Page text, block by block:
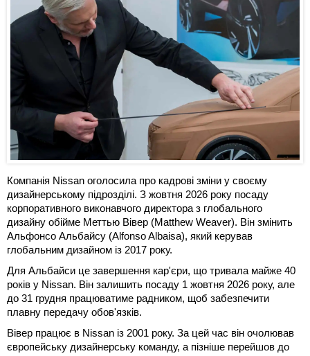
Компанія Nissan оголосила про кадрові зміни у своєму
дизайнерському підрозділі. З жовтня 2026 року посаду
корпоративного виконавчого директора з глобального
дизайну обійме Меттью Вівер (Matthew Weaver). Він змінить
Альфонсо Альбайсу (Alfonso Albaisa), який керував
глобальним дизайном із 2017 року.
Для Альбайси це завершення кар'єри, що тривала майже 40
років у Nissan. Він залишить посаду 1 жовтня 2026 року, але
до 31 грудня працюватиме радником, щоб забезпечити
плавну передачу обов'язків.
Вівер працює в Nissan із 2001 року. За цей час він очолював
європейську дизайнерську команду, а пізніше перейшов до